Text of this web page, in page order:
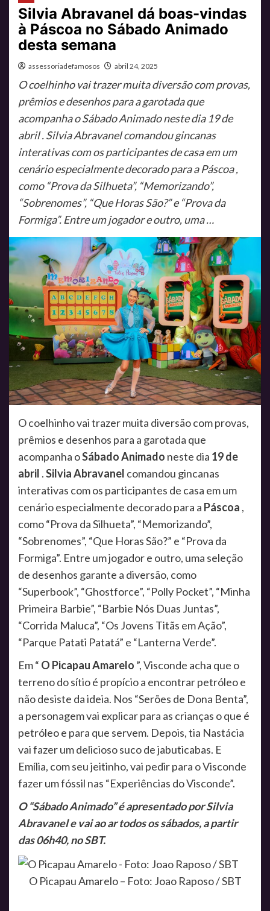
Silvia Abravanel dá boas-vindas
à Páscoa no Sábado Animado
desta semana
assessoriadefamosos abril 24, 2025
O coelhinho vai trazer muita diversão com provas,
prêmios e desenhos para a garotada que
acompanha o Sábado Animado neste dia 19 de
abril . Silvia Abravanel comandou gincanas
interativas com os participantes de casa em um
cenário especialmente decorado para a Páscoa ,
como “Prova da Silhueta”, “Memorizando”,
“Sobrenomes”, “Que Horas São?” e “Prova da
Formiga”. Entre um jogador e outro, uma …
O coelhinho vai trazer muita diversão com provas,
prêmios e desenhos para a garotada que
acompanha oSábado Animado neste dia 19 de
abril .Silvia Abravanel comandou gincanas
interativas com os participantes de casa em um
cenário especialmente decorado para a Páscoa ,
como “Prova da Silhueta”, “Memorizando”,
“Sobrenomes”, “Que Horas São?” e “Prova da
Formiga”. Entre um jogador e outro, uma seleção
de desenhos garante a diversão, como
“Superbook”, “Ghostforce”, “Polly Pocket”, “Minha
Primeira Barbie”, “Barbie Nós Duas Juntas”,
“Corrida Maluca”, “Os Jovens Titãs em Ação”,
“Parque Patati Patatá” e “Lanterna Verde”.
Em “ O Picapau Amarelo ”, Visconde acha que o
terreno do sítio é propício a encontrar petróleo e
não desiste da ideia. Nos “Serões de Dona Benta”,
a personagem vai explicar para as crianças o que é
petróleo e para que servem. Depois, tia Nastácia
vai fazer um delicioso suco de jabuticabas. E
Emília, com seu jeitinho, vai pedir para o Visconde
fazer um fóssil nas “Experiências do Visconde”.
O “Sábado Animado” é apresentado por Silvia
Abravanel e vai ao ar todos os sábados, a partir
das 06h40, no SBT.
O Picapau Amarelo – Foto: Joao Raposo / SBT